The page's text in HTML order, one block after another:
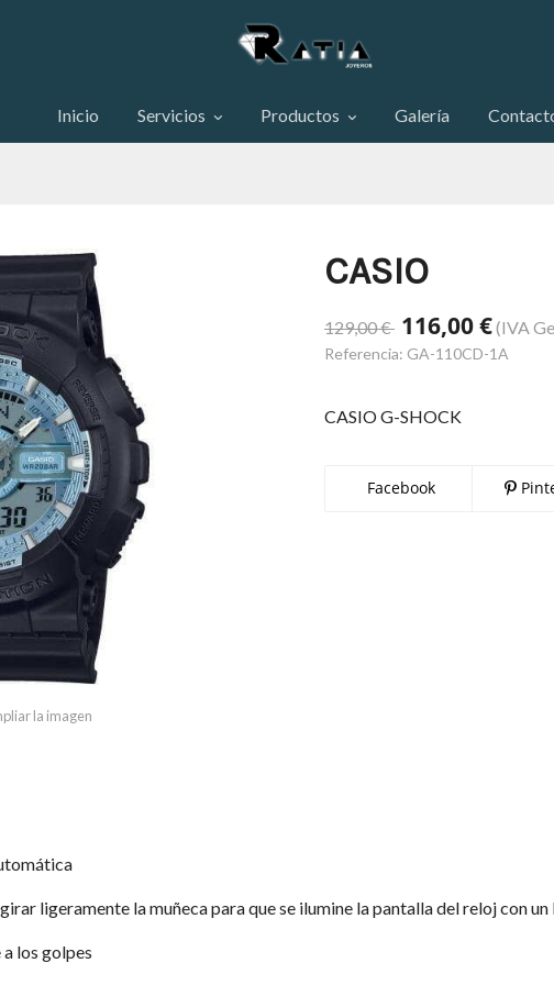
Inicio Servicios Productos Galería
la imagen
CASIO
129,00 € 116,00 €(IVA
Referencia: GA-110CD-1A
CASIO G-SHOCK
Facebook
ligeramente la muñeca para que se ilumine la pantalla del reloj con un
los golpes